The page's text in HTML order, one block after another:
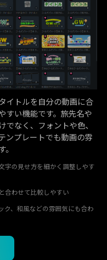
イトルを自分の動画に合
すい機能です。旅先名や
なく、フォントや色、
ンプレートでも動画の雰
字の見せ方を細かく調整しやす
と合わせて比較しやすい
ク、和風などの雰囲気にも合わ